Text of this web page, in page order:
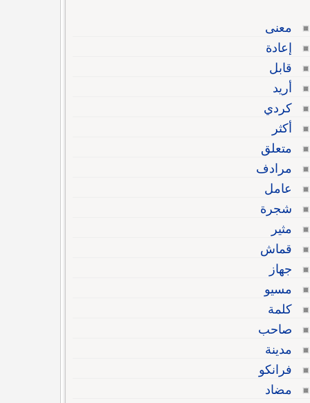
معنى
إعادة
قابل
أريد
كردي
أكثر
متعلق
مرادف
عامل
شجرة
مثير
قماش
جهاز
مسيو
كلمة
صاحب
مدينة
فرانكو
مضاد